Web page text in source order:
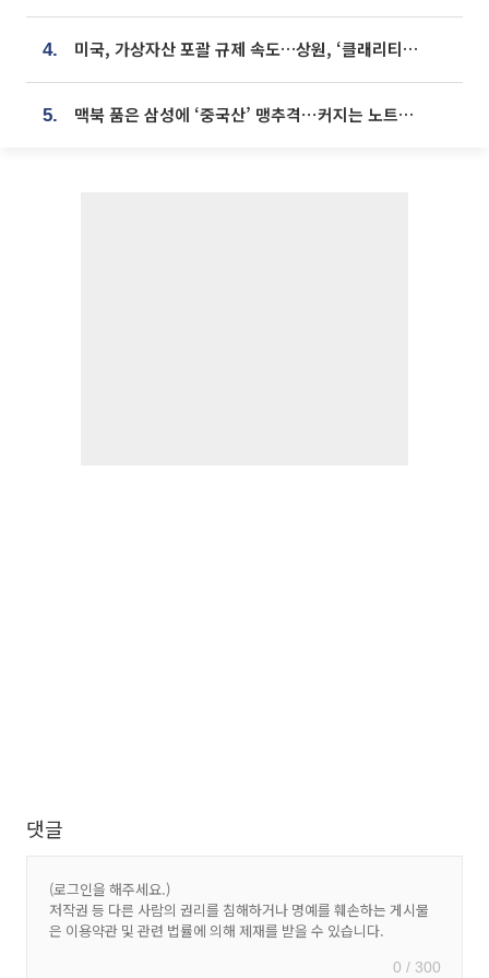
4. 미국, 가상자산 포괄 규제 속도…상원, ‘클래리티법’ 9월 절차투표 추진
5. 맥북 품은 삼성에 ‘중국산’ 맹추격⋯커지는 노트북 OLED 시장
댓글
0 / 300